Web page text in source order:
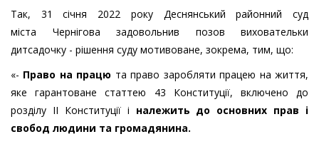
Так, 31 січня 2022 року Деснянський районний суд
міста
Чернігова задовольнив позов виховательки
дитсадочку - рішення суду мотивоване, зокрема, тим, що:
«- Право на працю та право заробляти працею на життя,
яке гарантоване статтею 43 Конституції, включено до
розділу ІІ Конституції і належить до основних прав і
свобод людини та громадянина.